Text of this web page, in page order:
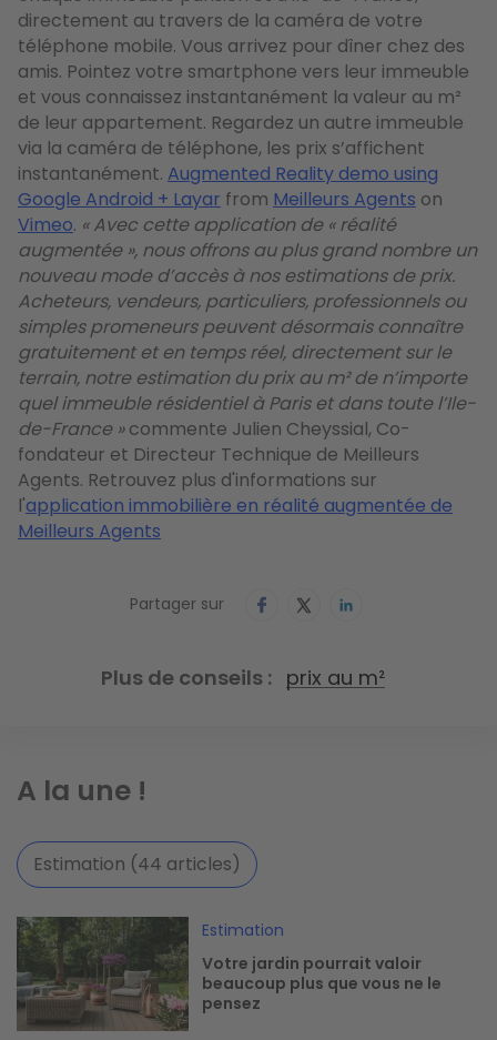
directement au travers de la caméra de votre
téléphone mobile. Vous arrivez pour dîner chez des
amis. Pointez votre smartphone vers leur immeuble
et vous connaissez instantanément la valeur au m²
de leur appartement. Regardez un autre immeuble
via la caméra de téléphone, les prix s’affichent
instantanément. Augmented Reality demo using
Google Android + Layar from Meilleurs Agents on
Vimeo. « Avec cette application de « réalité
augmentée », nous offrons au plus grand nombre un
nouveau mode d’accès à nos estimations de prix.
Acheteurs, vendeurs, particuliers, professionnels ou
simples promeneurs peuvent désormais connaître
gratuitement et en temps réel, directement sur le
terrain, notre estimation du prix au m² de n’importe
quel immeuble résidentiel à Paris et dans toute l’Ile-
de-France »commente Julien Cheyssial, Co-
fondateur et Directeur Technique de Meilleurs
Agents. Retrouvez plus d'informations sur
l'application immobilière en réalité augmentée de
Meilleurs Agents
Partager sur
Plus de conseils prix au m²
A la une !
Estimation (44 articles)
Image
Estimation
Votre jardin pourrait valoir
beaucoup plus que vous ne le
pensez